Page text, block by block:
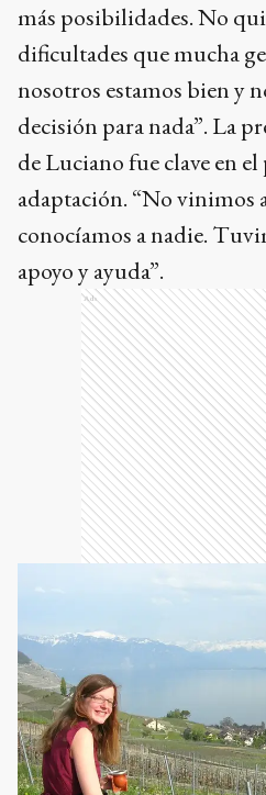
más posibilidades. No
dificultades que mucha
nosotros estamos bien y
decisión para nada”. La
de Luciano fue clave en el
adaptación. “No vinimos
conocíamos a nadie.
apoyo y ayuda”.
Ads